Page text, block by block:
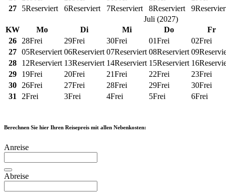
27
5Reserviert 6Reserviert 7Reserviert 8Reserviert 9
Juli (2027)
KW
Mo Di Mi Do
Fr
26
28Frei 29Frei 30Frei 01Frei 02Frei
27 05Reserviert 06Reserviert 07Reserviert 08Reserviert 09
28
12Reserviert 13Reserviert 14Reserviert 15Reserviert 16
29
19Frei 20Frei 21Frei 22Frei 23Frei
30
26Frei 27Frei 28Frei 29Frei 30Frei
31
2Frei 3Frei 4Frei 5Frei 6Frei
Berechnen Sie hier Ihren Reisepreis mit allen Nebenkosten:
Anreise
Abreise